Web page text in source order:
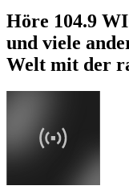
Höre 104.9
und viele
Welt mit der